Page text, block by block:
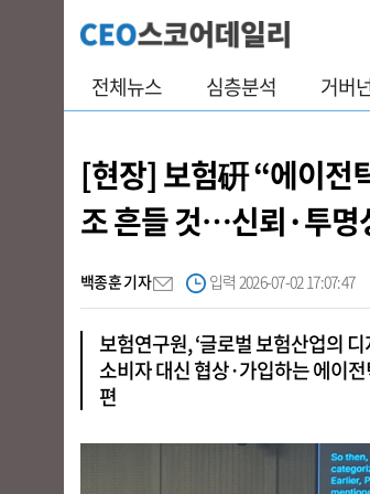
전체뉴스 심층분석 거버
[현장] 보험硏 “에이전
조 흔들 것…신뢰·투명
백종훈 기자 입력 2026-07-02 17:07:47
보험연구원, ‘글로벌 보험산업의
소비자 대신 협상·가입하는 에이
편